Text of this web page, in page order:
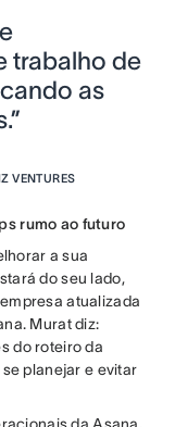
trabalho de
as
VENTURES
rumo ao futuro
a sua
do seu lado,
atualizada
Murat diz:
do roteiro da
planejar e evitar